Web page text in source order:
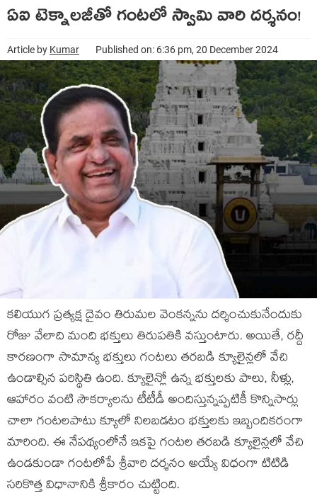
ఏఐ టెక్నాలజీతో గంటలో స్వామి వారి దర్శనం!
Article by Kumar Published on: 6:36 pm, 20 December 2024
కలియుగ ప్రత్యక్ష దైవం తిరుమల వెంకన్నను దర్శించుకునేందుకు
రోజు వేలాది మంది భక్తులు తిరుపతికి వస్తుంటారు‌. అయితే, రద్దీ
కారణంగా సామాన్య భక్తులు గంటలు తరబడి క్యూలైన్లలో వేచి
ఉండాల్సిన పరిస్థితి ఉంది. క్యూలైన్లో ఉన్న భక్తులకు పాలు, నీళ్లు,
ఆహారం వంటి సౌకర్యాలను టీటీడీ అందిస్తున్నప్పటికీ కొన్నిసార్లు
చాలా గంటలపాటు క్యూలో నిలబడటం భక్తులకు ఇబ్బందికరంగా
మారింది. ఈ నేపథ్యంలోనే ఇకపై గంటల తరబడి క్యూలైన్లలో వేచి
ఉండకుండా గంటలోపే శ్రీవారి దర్శనం అయ్యే విధంగా టిటిడి
సరికొత్త విధానానికి శ్రీకారం చుట్టింది.